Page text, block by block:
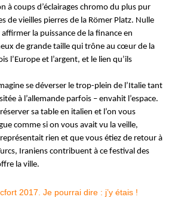
à coups d’éclairages chromo du plus pur
de vieilles pierres de la Römer Platz. Nulle
la puissance de la finance en
de grande taille qui trône au cœur de la
l’Europe et l’argent, et le lien qu’ils
se déverser le trop-plein de l’Italie tant
à l’allemande parfois – envahit l’espace.
sa table en italien et l’on vous
comme si on vous avait vu la veille,
rien et que vous étiez de retour à
Iraniens contribuent à ce festival des
la ville.